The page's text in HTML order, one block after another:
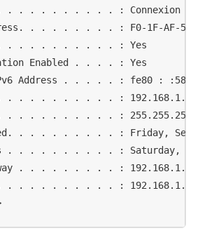
. . . . . . . . . . : Connexion
. . . . . . . . : F0-1F-AF-50-
. . . . . . . . . . : Yes
Enabled . . . . : Yes
Address . . . . . : fe80 : :58c
. . . . . . . . . . :
. . . . . . . . . . :
. . . . . . . . . : Friday,
. . . . . . . . . . : Saturday,
. . . . . . . . . : 192.168.1.1
. . . . . . . . . . : 192.168.1.1